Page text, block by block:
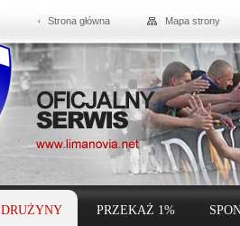
Strona główna Mapa strony
DRUŻYNY PRZEKAŻ 1%